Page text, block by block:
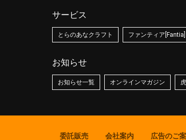
サービス
とらのあなクラフト ファンティア[Fantia]
お知らせ
お知らせ一覧 オンラインマガジン
委託販売 会社案内 広告のご